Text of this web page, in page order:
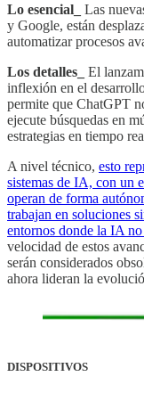
Lo esencial_ Las
y Google, están
automatizar procesos
Los detalles_ El
inflexión en el
permite que ChatGPT
ejecute búsquedas en
estrategias en tiempo
A nivel técnico, esto
sistemas de IA, con un
operan de forma
trabajan en soluciones
entornos donde la IA
velocidad de estos
serán considerados
ahora lideran la
DISPOSITIVOS